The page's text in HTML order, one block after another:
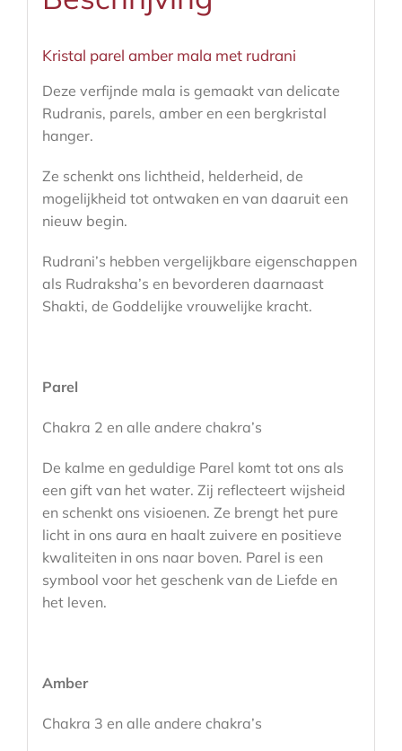
Kristal parel amber mala met rudrani
Deze verfijnde mala is gemaakt van delicate
Rudranis, parels, amber en een bergkristal
hanger.
Ze schenkt ons lichtheid, helderheid, de
mogelijkheid tot ontwaken en van daaruit een
nieuw begin.
Rudrani’s hebben vergelijkbare eigenschappen
als Rudraksha’s en bevorderen daarnaast
Shakti, de Goddelijke vrouwelijke kracht.
Parel
Chakra 2 en alle andere chakra’s
De kalme en geduldige Parel komt tot ons als
een gift van het water. Zij reflecteert wijsheid
en schenkt ons visioenen. Ze brengt het pure
licht in ons aura en haalt zuivere en positieve
kwaliteiten in ons naar boven. Parel is een
symbool voor het geschenk van de Liefde en
het leven.
Amber
Chakra 3 en alle andere chakra’s